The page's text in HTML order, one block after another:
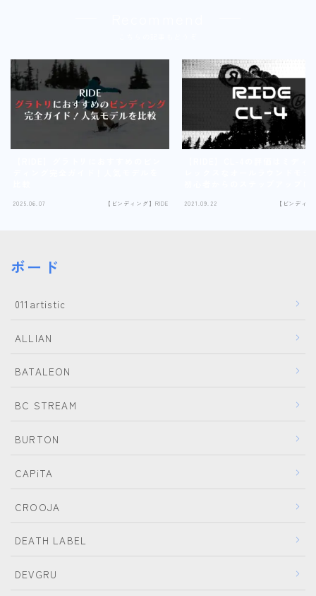
2025.06.07 【ビンディング】RIDE 2021.09.22 【ビンディン
ボード
011artistic
ALLIAN
BATALEON
BC STREAM
BURTON
CAPiTA
CROOJA
DEATH LABEL
DEVGRU